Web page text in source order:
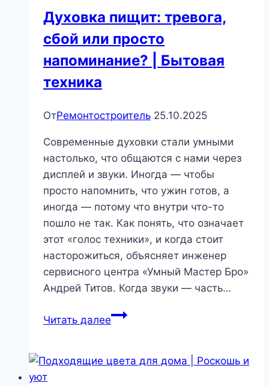
Духовка пищит: тревога,
сбой или просто
напоминание? | Бытовая
техника
ОтРемонтостроитель 25.10.2025
Современные духовки стали умными
настолько, что общаются с нами через
дисплей и звуки. Иногда — чтобы
просто напомнить, что ужин готов, а
иногда — потому что внутри что-то
пошло не так. Как понять, что означает
этот «голос техники», и когда стоит
насторожиться, объясняет инженер
сервисного центра «Умный Мастер Бро»
Андрей Титов. Когда звуки — часть…
Читать далееДуховка
сбой